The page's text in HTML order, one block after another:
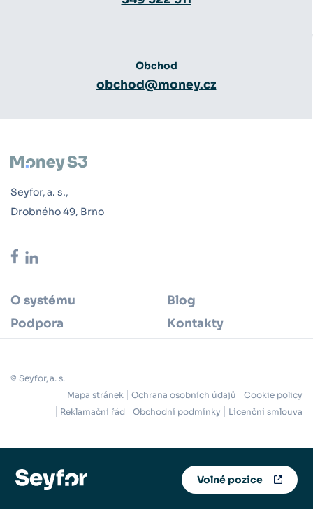
Obchod
obchod@money.cz
Seyfor, a. s.,
Drobného 49, Brno
O systému
Blog
Podpora
Kontakty
© Seyfor, a. s.
Mapa stránek
Ochrana osobních údajů
Cookie policy
Reklamační řád
Obchodní podmínky Licenční smlouva
Volné pozice